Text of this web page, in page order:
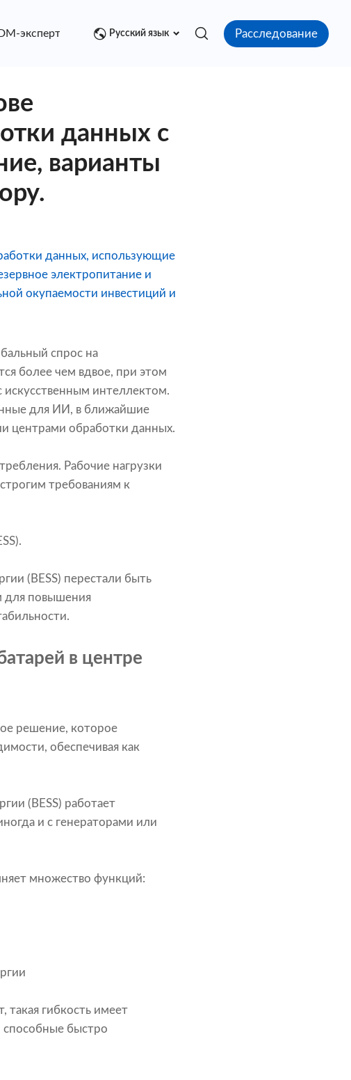
эксперт Медиа центр Контакт
Русский язык Расследование
данных с
варианты
данных, использующие
электропитание и
окупаемости инвестиций и
спрос на
более чем вдвое, при этом
искусственным интеллектом.
для ИИ, в ближайшие
центрами обработки данных.
Рабочие нагрузки
требованиям к
(BESS) перестали быть
для повышения
в центре
решение, которое
обеспечивая как
(BESS) работает
и с генераторами или
множество функций:
гибкость имеет
способные быстро